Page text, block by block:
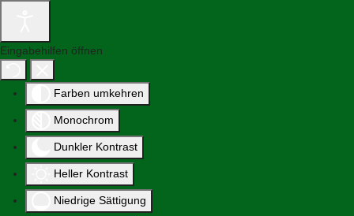
Eingabehilfen öffnen
Farben umkehren
Monochrom
Dunkler Kontrast
Heller Kontrast
Niedrige Sättigung